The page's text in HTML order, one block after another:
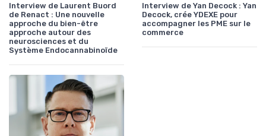
Interview de Laurent Buord
de Renact : Une nouvelle
approche du bien-être
approche autour des
neurosciences et du
Système Endocannabinoïde
Interview de Yan Decock : Yan
Decock, crée YDEXE pour
accompagner les PME sur le
commerce